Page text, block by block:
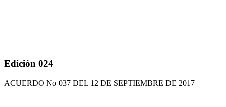
Edición 024
ACUERDO No 037 DEL 12 DE SEPTIEMBRE DE 2017